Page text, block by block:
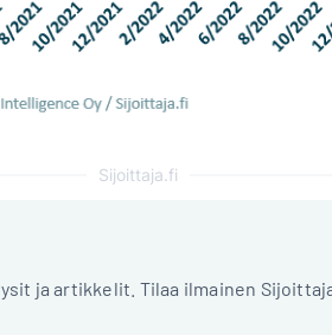
Sijoittaja.fi
ja artikkelit. Tilaa ilmainen